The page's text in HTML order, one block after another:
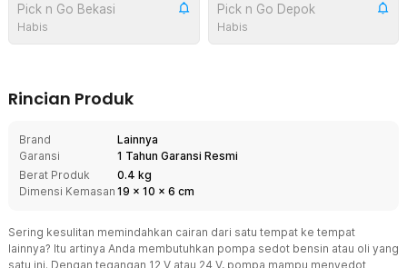
Pick n Go Bekasi
Habis
Pick n Go Depok
Habis
Rincian Produk
Brand
Lainnya
Garansi
1 Tahun Garansi Resmi
Berat Produk
0.4 kg
Dimensi Kemasan 19 x 10 x 6 cm
Sering kesulitan memindahkan cairan dari satu tempat ke tempat
lainnya? Itu artinya Anda membutuhkan pompa sedot bensin atau oli yang
satu ini. Dengan tegangan 12 V atau 24 V, pompa mampu menyedot